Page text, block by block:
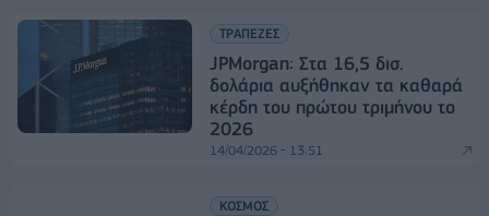
ΤΡΑΠΕΖΕΣ
JPMorgan: Στα 16,5 δισ.
δολάρια αυξήθηκαν τα καθαρά
κέρδη του πρώτου τριμήνου το
2026
14/04/2026 - 13:51
ΚΟΣΜΟΣ